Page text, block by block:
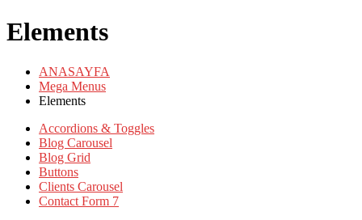
Elements
ANASAYFA
Mega Menus
Elements
Accordions & Toggles
Blog Carousel
Blog Grid
Buttons
Clients Carousel
Contact Form 7